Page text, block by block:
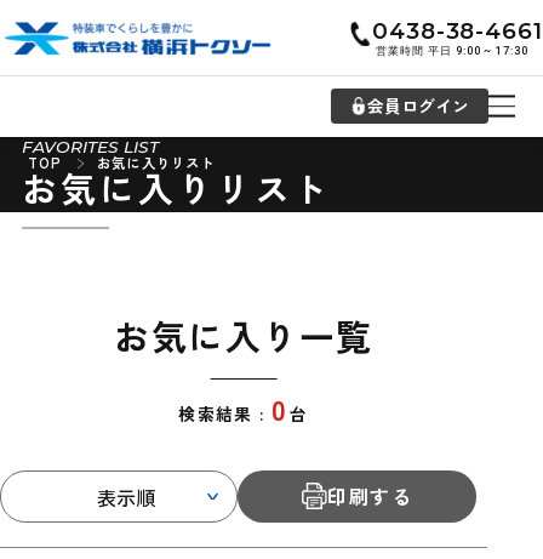
0438-38-4661
営業時間 平日 9:00 ~ 17:30
会員ログイン
TOP お気に入りリスト
FAVORITES LIST
お気に入りリスト
お気に入り一覧
検索結果 : 0 台
表示順 印刷する